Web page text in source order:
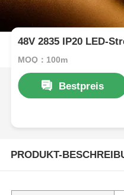
48V 2835 IP20 LED-
MOQ：100m
Bestpreis
PRODUKT-